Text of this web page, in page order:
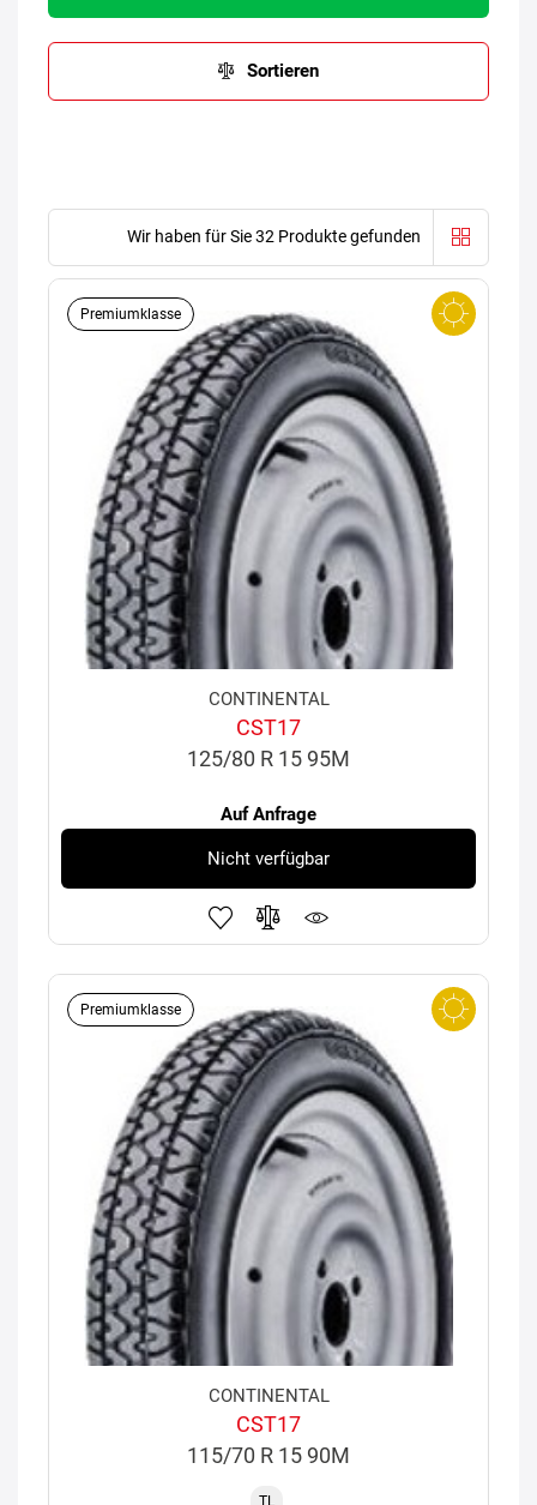
Sortieren
Wir haben für Sie 32 Produkte gefunden
Premiumklasse
CONTINENTAL
CST17
125/80 R 15 95M
Auf Anfrage
Nicht verfügbar
Premiumklasse
CONTINENTAL
CST17
115/70 R 15 90M
TL